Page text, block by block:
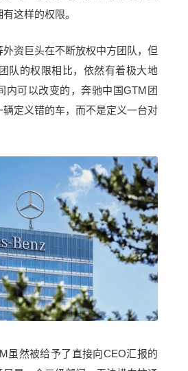
这样的权限。
资巨头在不断放权中方团队，但
队的权限相比，依然有着极大地
内可以改变的，奔驰中国GTM团
辆定义错的车，而不是定义一台对
虽然被给予了直接向CEO汇报的